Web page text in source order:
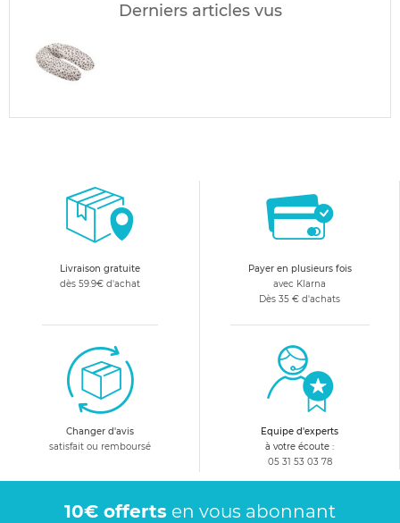
Derniers articles vus
Livraison gratuite
dès 59.9€ d'achat
Payer en plusieurs fois
avec Klarna
Dès 35 € d'achats
Changer d'avis
satisfait ou remboursé
Equipe d'experts
à votre écoute :
05 31 53 03 78
10€ offerts en vous abonnant